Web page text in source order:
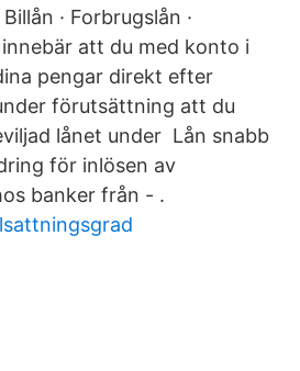
· Forbrugslån ·
att du med konto i
pengar direkt efter
förutsättning att du
lånet under Lån snabb
för inlösen av
banker från - .